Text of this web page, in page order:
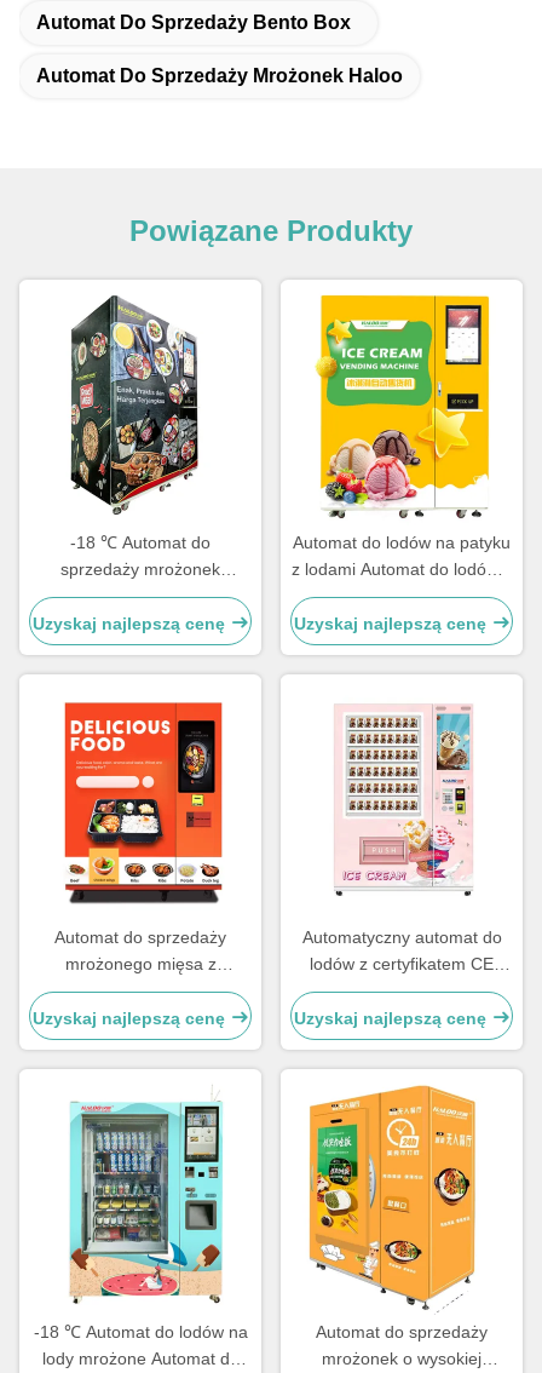
Automat Do Sprzedaży Bento Box
Automat Do Sprzedaży Mrożonek Haloo
Powiązane Produkty
-18 ℃ Automat do
sprzedaży mrożonek
Automat do mrożonych
posiłków z ogrzewaniem
mikrofalowym
Uzyskaj najlepszą cenę
Automat do lodów na patyku
z lodami Automat do lodów z
tubami zamrożonymi
Uzyskaj najlepszą cenę
Automat do sprzedaży
mrożonego mięsa z
ekranem dotykowym -18 ℃
Automat do sprzedaży mięsa
w lodówce
Uzyskaj najlepszą cenę
Automatyczny automat do
lodów z certyfikatem CE
Automat do lodów
mrożonych
Uzyskaj najlepszą cenę
-18 ℃ Automat do lodów na
lody mrożone Automat do
Automat do sprzedaży
mrożonek o wysokiej